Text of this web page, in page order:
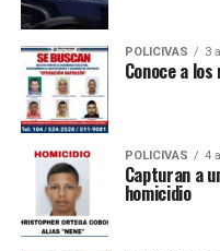
POLICIVAS 3
Conoce a
POLICIVAS 4
Capturan a
homicidio